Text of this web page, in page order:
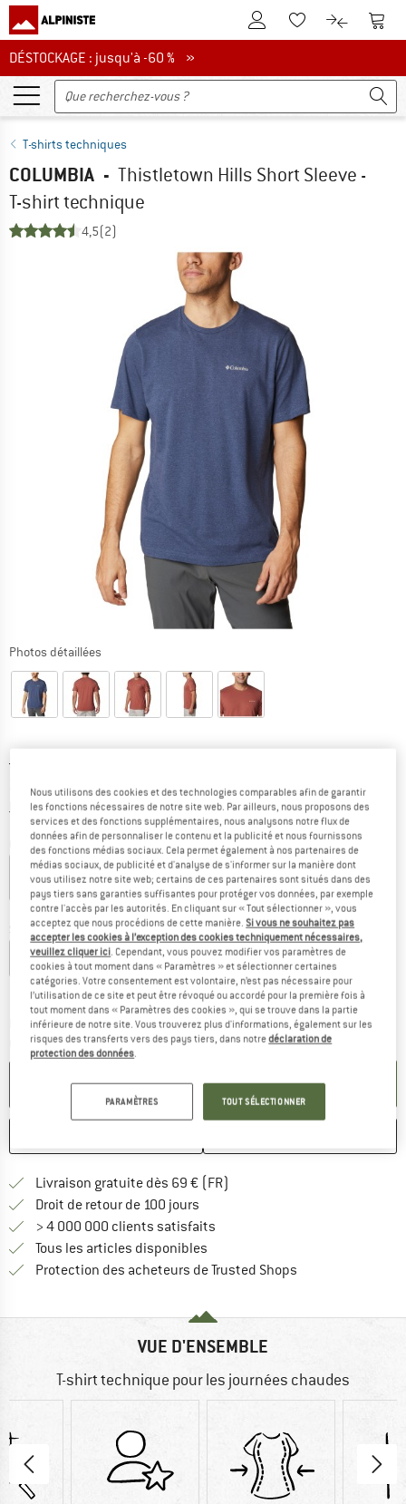
Vers le compte client
Vers la liste
Vers le
DÉSTOCKAGE : jusqu'à -60 %
DÉSTOCKAGE : jusqu'à -60 % »
T-shirts techniques
COLUMBIA - Thistletown Hills Short Sleeve -
T-shirt technique
4,5(2)
Photos détaillées
Prix initial :
34,95
Prix:
24,47€
TVA incl.
hors Frais de livraisonInformations sur les frais de livraison. Ouvre une
Couleur:Dark Mountain Heather
-30 % -30 % -30 %
Sélectionner taille:
S M L XL XXL
Guide des tailles
Délai de livraison: 3-5 jours ouvrablesLe lien s'ouvre dans une boîte
Quantité:
AJOUTER AU PANIER
Livraison gratuite dès 69 € (FR)
Droit de retour de 100 jours
> 4 000 000 clients satisfaits
Tous les articles disponibles
Protection des acheteurs de Trusted Shops
VUE D'ENSEMBLE
T-shirt technique pour les journées chaudes
Nous utilisons des cookies et des technologies comparables afin de garantir
les fonctions nécessaires de notre site web. Par ailleurs, nous proposons des
services et des fonctions supplémentaires, nous analysons notre flux de
données afin de personnaliser le contenu et la publicité et nous fournissons
des fonctions médias sociaux. Cela permet également à nos partenaires de
médias sociaux, de publicité et d'analyse de s'informer sur la manière dont
vous utilisez notre site web; certains de ces partenaires sont situés dans des
pays tiers sans garanties suffisantes pour protéger vos données, par exemple
contre l'accès par les autorités. En cliquant sur « Tout sélectionner », vous
acceptez que nous procédions de cette manière.Si vous ne souhaitez pas
accepter les cookies à l’exception des cookies techniquement nécessaires,
veuillez cliquer ici. Cependant, vous pouvez modifier vos paramètres de
cookies à tout moment dans « Paramètres » et sélectionner certaines
catégories. Votre consentement est volontaire, n’est pas nécessaire pour
l’utilisation de ce site et peut être révoqué ou accordé pour la première fois à
tout moment dans « Paramètres des cookies », qui se trouve dans la partie
inférieure de notre site. Vous trouverez plus d'informations, également sur les
risques des transferts vers des pays tiers, dans notredéclaration de
protection des données.
PARAMÈTRES TOUT SÉLECTIONNER